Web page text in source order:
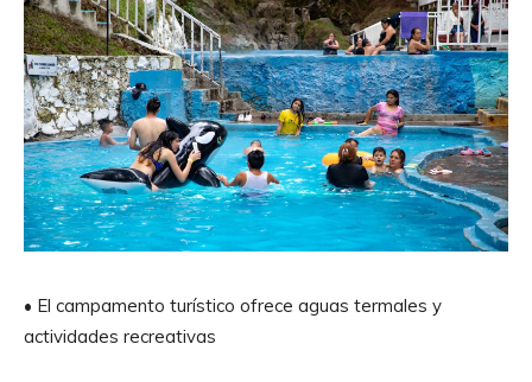
• El campamento turístico ofrece aguas termales y
actividades recreativas